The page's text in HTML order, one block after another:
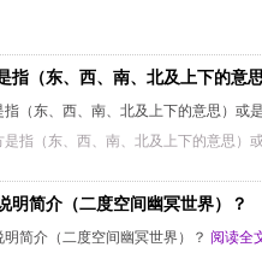
指（东、西、南、北及上下的意
（东、西、南、北及上下的意思）或
指（东、西、南、北及上下的意思）
明简介（二度空间幽冥世界）？
简介（二度空间幽冥世界）？ 阅读全